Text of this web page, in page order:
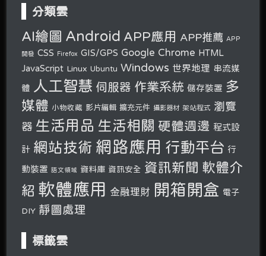
分類雲
AI繪圖 Android APP應用 APP推薦 APP
開發 CSS Firefox GIS/GPS Google Chrome HTML
JavaScript Linux Ubuntu Windows 世界地理 串流媒
體 人工智慧 伺服器 作業系統 儲存裝置 多
媒體 小物收藏 影片編輯 擴充元件 攝影器材 架站程式
瀏覽
器 生活用品 生活相關 硬體週邊 程式設
計 網站技術 網路應用 行動平台 行
動裝置 語文領域 資料庫 資訊安全 資訊新聞 軟體介
紹 軟體應用 金融理財 開箱開盒 電子
DIY 靜圖處理
標籤雲